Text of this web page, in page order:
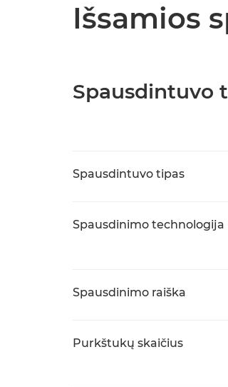
Išsamios
Spausdintuvo
Spausdintuvo tipas
Spausdinimo technologija
Spausdinimo raiška
Purkštukų skaičius